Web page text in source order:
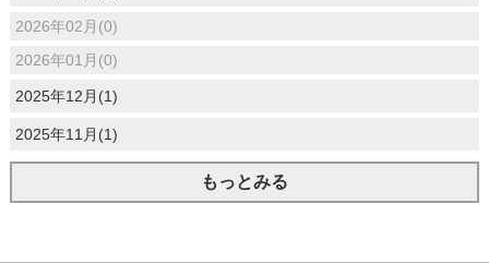
2026年02月(0)
2026年01月(0)
2025年12月(1)
2025年11月(1)
もっとみる